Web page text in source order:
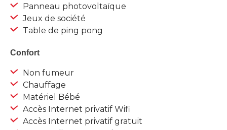
Panneau photovoltaïque
Jeux de société
Table de ping pong
Confort
Non fumeur
Chauffage
Matériel Bébé
Accès Internet privatif Wifi
Accès Internet privatif gratuit